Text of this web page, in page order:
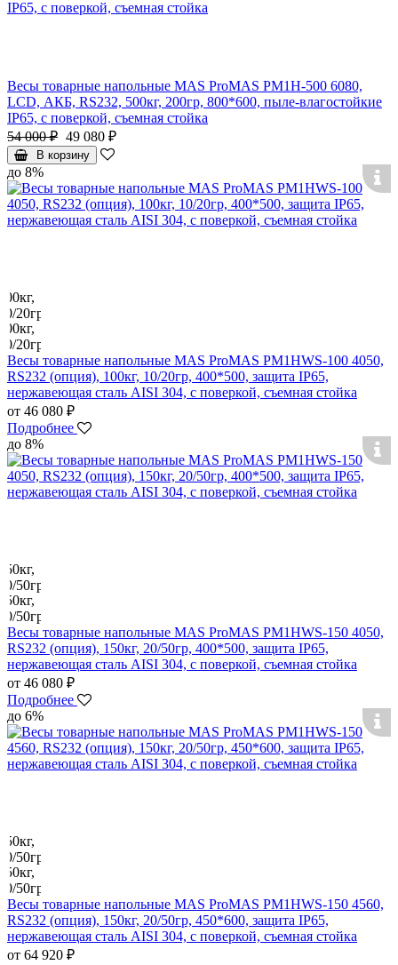
Весы товарные напольные MAS ProMAS PM1H-500 6080,
LCD, АКБ, RS232, 500кг, 200гр, 800*600, пыле-влагостойкие
IP65, с поверкой, съемная стойка
54 000 ₽ 49 080 ₽
В корзину
до 8%
Весы товарные напольные MAS ProMAS PM1HWS-100 4050,
RS232 (опция), 100кг, 10/20гр, 400*500, защита IP65,
нержавеющая сталь AISI 304, с поверкой, съемная стойка
от 46 080 ₽
Подробнее
до 8%
Весы товарные напольные MAS ProMAS PM1HWS-150 4050,
RS232 (опция), 150кг, 20/50гр, 400*500, защита IP65,
нержавеющая сталь AISI 304, с поверкой, съемная стойка
от 46 080 ₽
Подробнее
до 6%
Весы товарные напольные MAS ProMAS PM1HWS-150 4560,
RS232 (опция), 150кг, 20/50гр, 450*600, защита IP65,
нержавеющая сталь AISI 304, с поверкой, съемная стойка
от 64 920 ₽